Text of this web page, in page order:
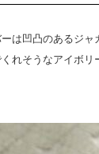
は凹凸のあるジ
れそうなアイボ